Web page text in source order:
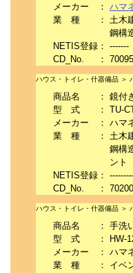
メーカー
： ハマ
業 種
： 土木
鋼構
NETIS登録 ： -------
CD_No.
： 70095
ハウス・トイレ・什器備品 ＞
商品名 ： 鏡付
型 式
： TU-
メーカー
： ハマ
業 種
： 土木
鋼構
ント
NETIS登録 ：
CD_No.
： 70200
ハウス・トイレ・什器備品 ＞
商品名 ： 手洗
型 式
：
HW-
メーカー
： ハマ
業 種
： イベ